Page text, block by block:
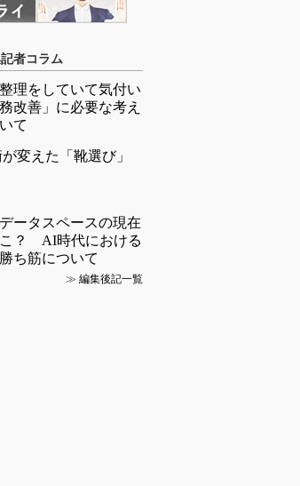
者コラム
理をしていて気付い
改善」に必要な考え
て
変えた「靴選び」
ータスペースの現在
？ AI時代における
ち筋について
≫ 編集後記一覧